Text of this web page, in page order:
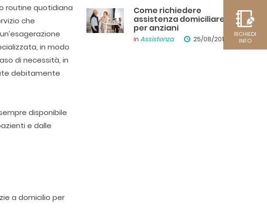
RICHIEDI
INFO
routine quotidiana
che
in modo
di necessità, in
debitamente
disponibile
e dalle
a domicilio per
Come richiedere
assistenza domiciliare
per anziani
in Assistenza 25/08/2019